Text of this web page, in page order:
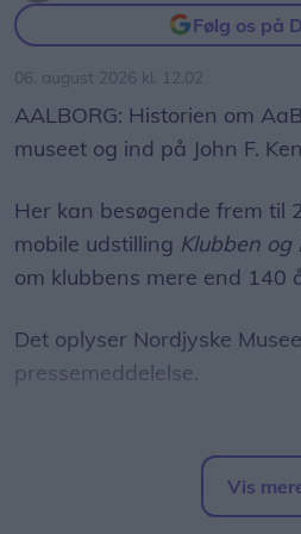
Følg os på
06. august 2026 kl. 12.02
AALBORG: Historien om
museet og ind på John F.
Her kan besøgende frem til
mobile udstilling Klubben og
om klubbens mere end 140
Det oplyser Nordjyske
pressemeddelelse.
cricketklub, over fodboldens
udviklingen af Aalborg
Vis